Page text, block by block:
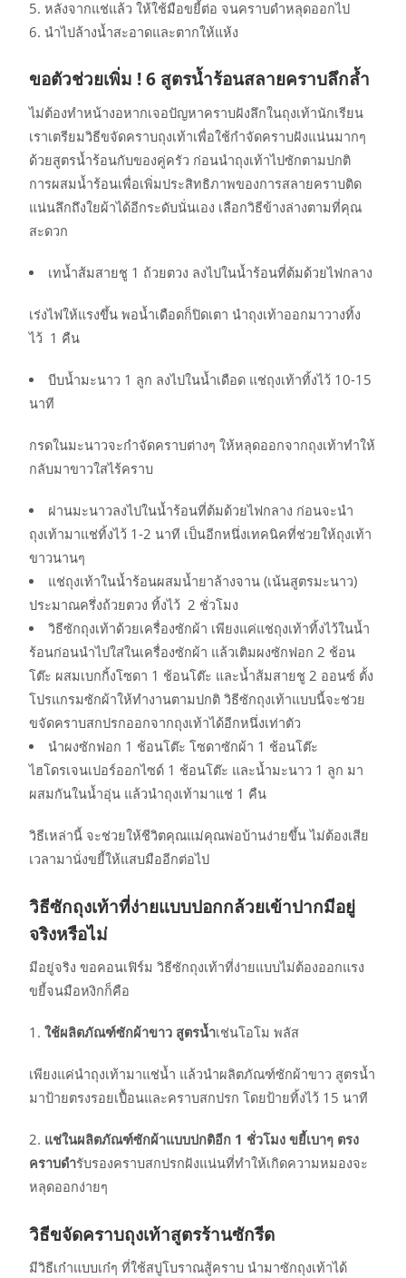
หลังจากแช่แล้ว ให้ใช้มือขยี้ต่อ จนคราบดำหลุดออกไป
นำไปล้างน้ำสะอาดและตากให้แห้ง
ขอตัวช่วยเพิ่ม !6 สูตรน้ำร้อนสลายคราบลึกล้ำ
ไม่ต้องทำหน้างอหากเจอปัญหาคราบฝังลึกในถุงเท้านักเรียน
เราเตรียมวิธีขจัดคราบถุงเท้าเพื่อใช้กำจัดคราบฝังแน่นมากๆ
ด้วยสูตรน้ำร้อนกับของคู่ครัว ก่อนนำถุงเท้าไปซักตามปกติ
การผสมน้ำร้อนเพื่อเพิ่มประสิทธิภาพของการสลายคราบติด
แน่นลึกถึงใยผ้าได้อีกระดับนั่นเอง เลือกวิธีข้างล่างตามที่คุณ
สะดวก
เทน้ำส้มสายชู 1 ถ้วยตวง ลงไปในน้ำร้อนที่ต้มด้วยไฟกลาง
เร่งไฟให้แรงขึ้น พอน้ำเดือดก็ปิดเตา นำถุงเท้าออกมาวางทิ้ง
ไว้ 1 คืน
บีบน้ำมะนาว 1 ลูก ลงไปในน้ำเดือด แช่ถุงเท้าทิ้งไว้ 10-15
นาที
กรดในมะนาวจะกำจัดคราบต่างๆ ให้หลุดออกจากถุงเท้าทำให้
กลับมาขาวใสไร้คราบ
ฝานมะนาวลงไปในน้ำร้อนที่ต้มด้วยไฟกลาง ก่อนจะนำ
ถุงเท้ามาแช่ทิ้งไว้ 1-2 นาที เป็นอีกหนึ่งเทคนิคที่ช่วยให้ถุงเท้า
ขาวนานๆ
แช่ถุงเท้าในน้ำร้อนผสมน้ำยาล้างจาน (เน้นสูตรมะนาว)
ประมาณครึ่งถ้วยตวง ทิ้งไว้ 2 ชั่วโมง
วิธีซักถุงเท้าด้วยเครื่องซักผ้า เพียงแค่แช่ถุงเท้าทิ้งไว้ในน้ำ
ร้อนก่อนนำไปใส่ในเครื่องซักผ้า แล้วเติมผงซักฟอก 2 ช้อน
โต๊ะ ผสมเบกกิ้งโซดา 1 ช้อนโต๊ะ และน้ำส้มสายชู 2 ออนซ์ ตั้ง
โปรแกรมซักผ้าให้ทำงานตามปกติ วิธีซักถุงเท้าแบบนี้จะช่วย
ขจัดคราบสกปรกออกจากถุงเท้าได้อีกหนึ่งเท่าตัว
นำผงซักฟอก 1 ช้อนโต๊ะ โซดาซักผ้า 1 ช้อนโต๊ะ
ไฮโดรเจนเปอร์ออกไซด์ 1 ช้อนโต๊ะ และน้ำมะนาว 1 ลูก มา
ผสมกันในน้ำอุ่น แล้วนำถุงเท้ามาแช่ 1 คืน
วิธีเหล่านี้ จะช่วยให้ชีวิตคุณแม่คุณพ่อบ้านง่ายขึ้น ไม่ต้องเสีย
เวลามานั่งขยี้ให้แสบมืออีกต่อไป
วิธีซักถุงเท้าที่ง่ายแบบปอกกล้วยเข้าปากมีอยู่
จริงหรือไม่
มีอยู่จริง ขอคอนเฟิร์ม วิธีซักถุงเท้าที่ง่ายแบบไม่ต้องออกแรง
ขยี้จนมือหงิกก็คือ
ใช้ผลิตภัณฑ์ซักผ้าขาว สูตรน้ำเช่นโอโม พลัส
เพียงแค่นำถุงเท้ามาแช่น้ำ แล้วนำผลิตภัณฑ์ซักผ้าขาว สูตรน้ำ
มาป้ายตรงรอยเปื้อนและคราบสกปรก โดยป้ายทิ้งไว้ 15 นาที
แช่ในผลิตภัณฑ์ซักผ้าแบบปกติอีก 1 ชั่วโมง ขยี้เบาๆ ตรง
คราบดำรับรองคราบสกปรกฝังแน่นที่ทำให้เกิดความหมองจะ
หลุดออกง่ายๆ
วิธีขจัดคราบถุงเท้าสูตรร้านซักรีด
มีวิธีเก๋าแบบเก๋ๆ ที่ใช้สบู่โบราณสู้คราบ นำมาซักถุงเท้าได้